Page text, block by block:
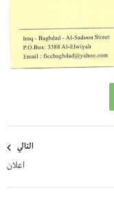
التالي
اعلان